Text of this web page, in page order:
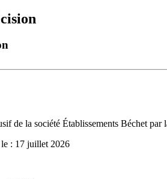
de la société Établissements Béchet par
: 17 juillet 2026